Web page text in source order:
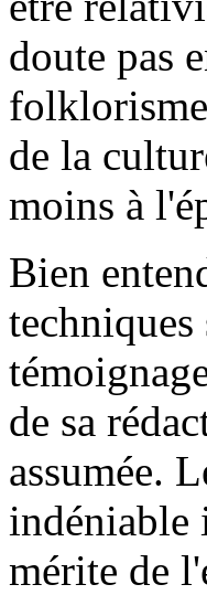
doute pas
de la
moins à
Bien
techniques
de sa
assumée.
indéniable
mérite de